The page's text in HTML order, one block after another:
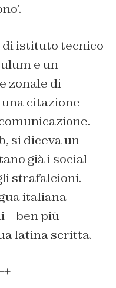
di istituto tecnico
e un
zonale di
citazione
si diceva un
già i social
strafalcioni.
italiana
– ben più
latina scritta.